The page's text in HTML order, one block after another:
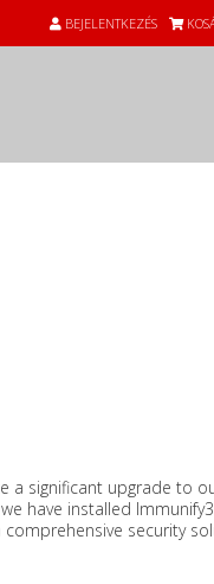
BEJELENTKEZÉS
a significant upgrade to
have installed
security